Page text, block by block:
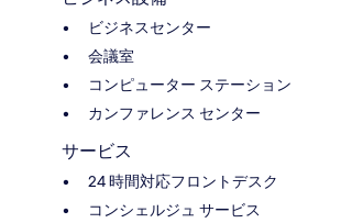
ビジネスセンター
会議室
コンピューター ステーション
カンファレンス センター
サービス
24 時間対応フロントデスク
コンシェルジュ サービス